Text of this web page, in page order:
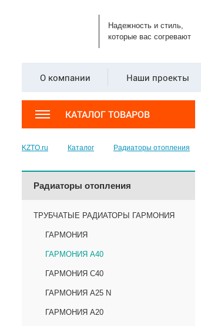
Надежность и стиль,
которые вас согревают
О компании Наши проекты
КАТАЛОГ ТОВАРОВ
KZTO.ru Каталог Радиаторы отопления
Радиаторы отопления
ТРУБЧАТЫЕ РАДИАТОРЫ ГАРМОНИЯ
ГАРМОНИЯ
ГАРМОНИЯ А40
ГАРМОНИЯ С40
ГАРМОНИЯ А25 N
ГАРМОНИЯ А20